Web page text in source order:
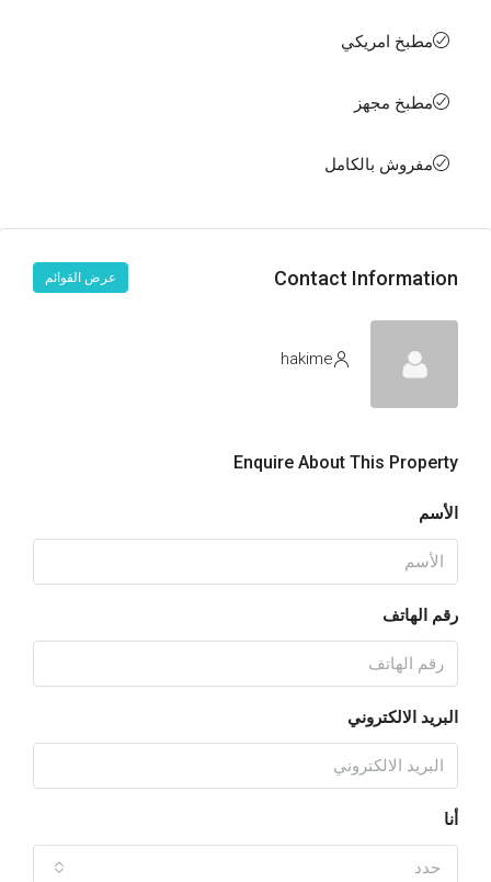
مطبخ امريكي
مطبخ مجهز
مفروش بالكامل
Contact Information عرض القوائم
hakime
Enquire About This Property
الأسم
رقم الهاتف
البريد الالكتروني
أنا
حدد